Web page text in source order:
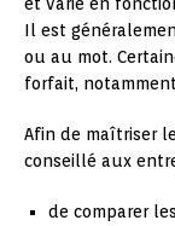
Il est
ou au mot.
forfait,
Afin de maîtriser
conseillé aux
de comparer